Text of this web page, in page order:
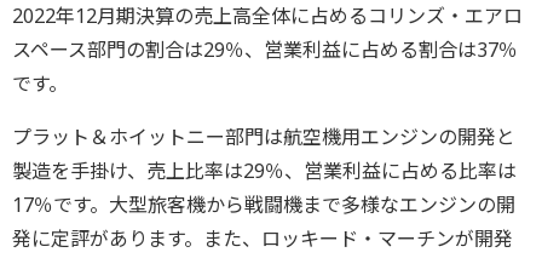
2022年12月期決算の売上高全体に占めるコリンズ・エアロ
スペース部門の割合は29％、営業利益に占める割合は37％
です。
プラット＆ホイットニー部門は航空機用エンジンの開発と
製造を手掛け、売上比率は29％、営業利益に占める比率は
17％です。大型旅客機から戦闘機まで多様なエンジンの開
発に定評があります。また、ロッキード・マーチンが開発